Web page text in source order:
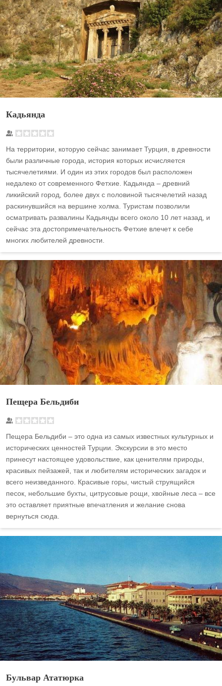
Кадьянда
На территории, которую сейчас занимает Турция, в древности
были различные города, история которых исчисляется
тысячелетиями. И один из этих городов был расположен
недалеко от современного Фетхие. Кадьянда – древний
ликийский город, более двух с половиной тысячелетий назад
раскинувшийся на вершине холма. Туристам позволили
осматривать развалины Кадьянды всего около 10 лет назад, и
сейчас эта достопримечательность Фетхие влечет к себе
многих любителей древности.
Пещера Бельдиби
Пещера Бельдиби – это одна из самых известных культурных и
исторических ценностей Турции. Экскурсии в это место
принесут настоящее удовольствие, как ценителям природы,
красивых пейзажей, так и любителям исторических загадок и
всего неизведанного. Красивые горы, чистый струящийся
песок, небольшие бухты, цитрусовые рощи, хвойные леса – все
это оставляет приятные впечатления и желание снова
вернуться сюда.
Бульвар Ататюрка